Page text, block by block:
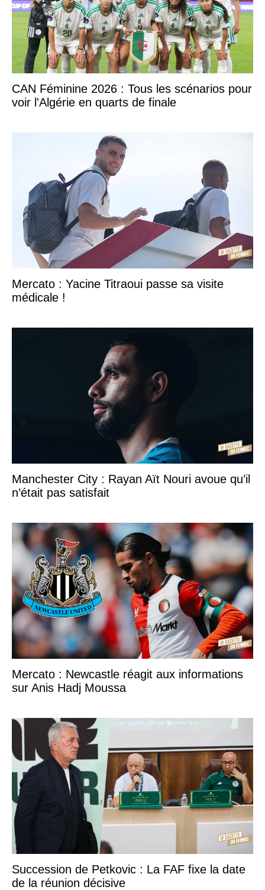
CAN Féminine 2026 : Tous les scénarios pour
voir l'Algérie en quarts de finale
Mercato : Yacine Titraoui passe sa visite
médicale !
Manchester City : Rayan Aït Nouri avoue qu’il
n’était pas satisfait
Mercato : Newcastle réagit aux informations
sur Anis Hadj Moussa
Succession de Petkovic : La FAF fixe la date
de la réunion décisive